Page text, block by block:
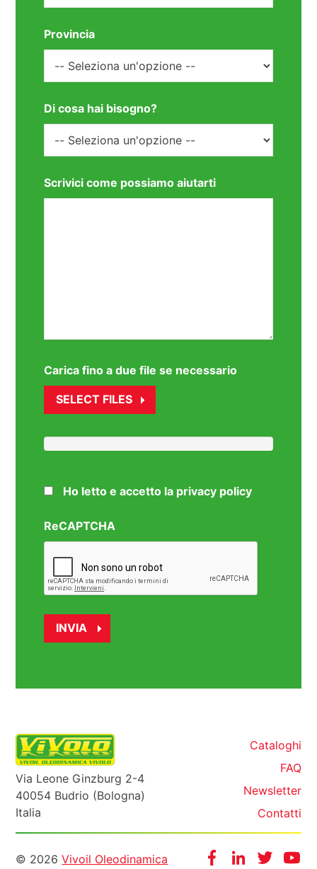
Provincia
Di cosa hai bisogno?
Scrivici come possiamo aiutarti
Carica fino a due file se necessario
SELECT FILES
Ho letto e accetto la privacy policy
ReCAPTCHA
Via Leone Ginzburg 2-4
40054 Budrio (Bologna)
Italia
Cataloghi
FAQ
Newsletter
Contatti
FacebookInstagram
Twitter
Informazioni
© 2026Vivoil Oleodinamica